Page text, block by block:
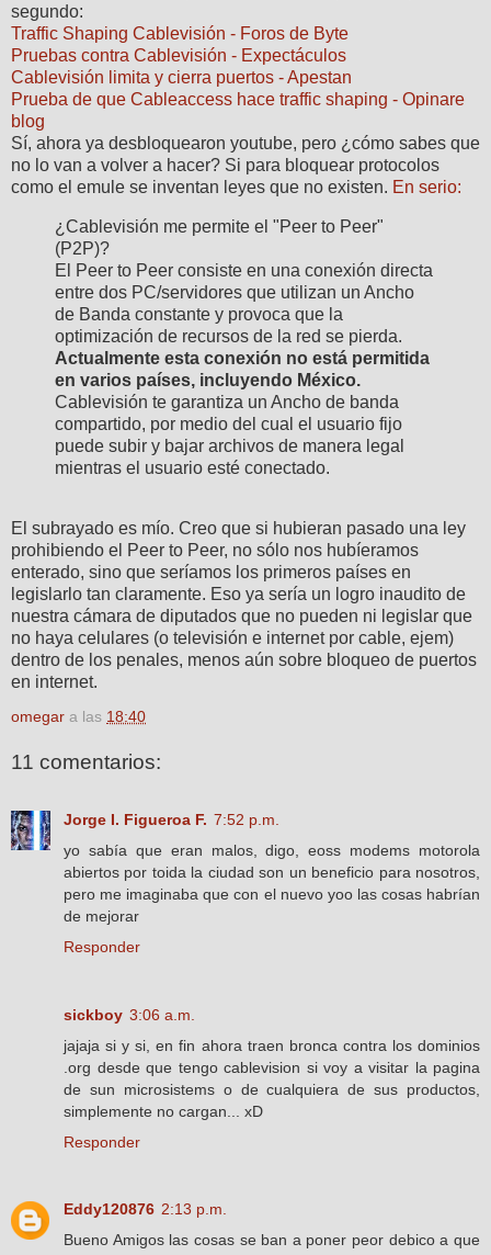
segundo:
Traffic Shaping Cablevisión - Foros de Byte
Pruebas contra Cablevisión - Expectáculos
Cablevisión limita y cierra puertos - Apestan
Prueba de que Cableaccess hace traffic shaping - Opinare
blog
Sí, ahora ya desbloquearon youtube, pero ¿cómo sabes que
no lo van a volver a hacer? Si para bloquear protocolos
como el emule se inventan leyes que no existen. En serio:
¿Cablevisión me permite el "Peer to Peer"
(P2P)?
El Peer to Peer consiste en una conexión directa
entre dos PC/servidores que utilizan un Ancho
de Banda constante y provoca que la
optimización de recursos de la red se pierda.
Actualmente esta conexión no está permitida
en varios países, incluyendo México.
Cablevisión te garantiza un Ancho de banda
compartido, por medio del cual el usuario fijo
puede subir y bajar archivos de manera legal
mientras el usuario esté conectado.
El subrayado es mío. Creo que si hubieran pasado una ley
prohibiendo el Peer to Peer, no sólo nos hubíeramos
enterado, sino que seríamos los primeros países en
legislarlo tan claramente. Eso ya sería un logro inaudito de
nuestra cámara de diputados que no pueden ni legislar que
no haya celulares (o televisión e internet por cable, ejem)
dentro de los penales, menos aún sobre bloqueo de puertos
en internet.
omegar a las 18:40
11 comentarios:
Jorge I. Figueroa F. 7:52 p.m.
yo sabía que eran malos, digo, eoss modems motorola
abiertos por toida la ciudad son un beneficio para nosotros,
pero me imaginaba que con el nuevo yoo las cosas habrían
de mejorar
Responder
sickboy 3:06 a.m.
jajaja si y si, en fin ahora traen bronca contra los dominios
.org desde que tengo cablevision si voy a visitar la pagina
de sun microsistems o de cualquiera de sus productos,
simplemente no cargan... xD
Responder
Eddy120876 2:13 p.m.
Bueno Amigos las cosas se ban a poner peor debico a que